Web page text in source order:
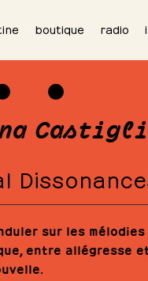
boutique radio
sur les
entre allégresse